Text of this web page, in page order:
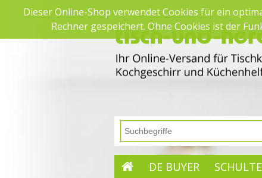
Dieser Online-Shop verwendet Cookies für ein
Rechner gespeichert. Ohne Cookies ist der
DE BUYER